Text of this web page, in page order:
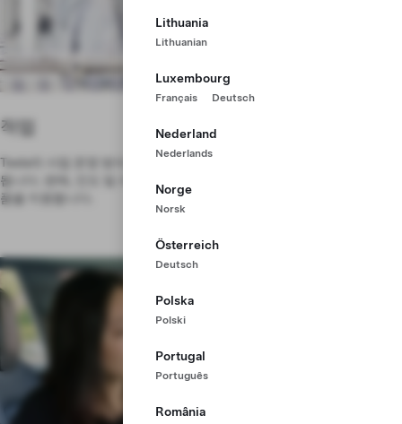
Lithuania
Lithuanian
Luxembourg
Français Deutsch
Nederland
Nederlands
Norge
Norsk
Österreich
Deutsch
Polska
Polski
Portugal
Português
România
Tesla의 사업 운영 방식으로 전 세계에서 가장 진보된 차량 중 하나가 생산
됩니다. 판매, 인도 및 서비스를 통해 고급 기술을 관리하고 지속 가능한 제
품을 지원합니다.
작업